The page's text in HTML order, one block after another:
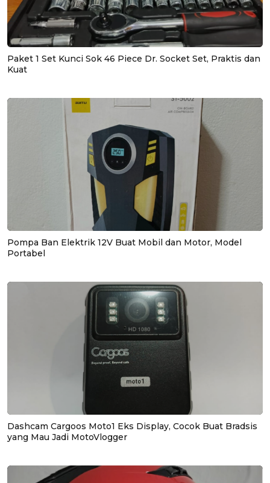
Paket 1 Set Kunci Sok 46 Piece Dr. Socket Set, Praktis dan
Kuat
Pompa Ban Elektrik 12V Buat Mobil dan Motor, Model
Portabel
Dashcam Cargoos Moto1 Eks Display, Cocok Buat Bradsis
yang Mau Jadi MotoVlogger